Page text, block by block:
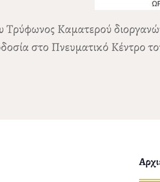
Τρύφωνος Καματερού
στο Πνευματικό Κέντρο